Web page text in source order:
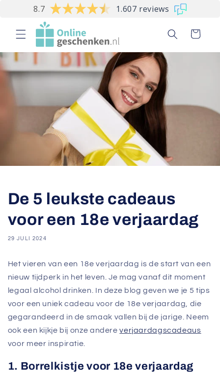
naar de
content
8.7 1.607 reviews
Winkelwagen
De 5 leukste cadeaus
voor een 18e verjaardag
29 JULI 2024
Het vieren van een 18e verjaardag is de start van een
nieuw tijdperk in het leven. Je mag vanaf dit moment
legaal alcohol drinken. In deze blog geven we je 5 tips
voor een uniek cadeau voor de 18e verjaardag, die
gegarandeerd in de smaak vallen bij de jarige. Neem
ook een kijkje bij onze andereverjaardagscadeaus
voor meer inspiratie.
1. Borrelkistje voor 18e verjaardag